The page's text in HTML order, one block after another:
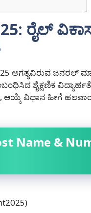
ರೈಲ್
ಜನರಲ್
ಶೈಕ್ಷಣಿಕ
ಆಯ್ಕೆ ವಿಧಾನ ಹೀಗೆ
Name &